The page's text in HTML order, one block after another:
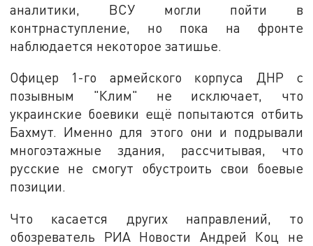
аналитики, ВСУ могли пойти в
контрнаступление, но пока на фронте
наблюдается некоторое затишье.
Офицер 1-го армейского корпуса ДНР с
позывным "Клим" не исключает, что
украинские боевики ещё попытаются отбить
Бахмут. Именно для этого они и подрывали
многоэтажные здания, рассчитывая, что
русские не смогут обустроить свои боевые
позиции.
Что касается других направлений, то
обозреватель РИА Новости Андрей Коц не